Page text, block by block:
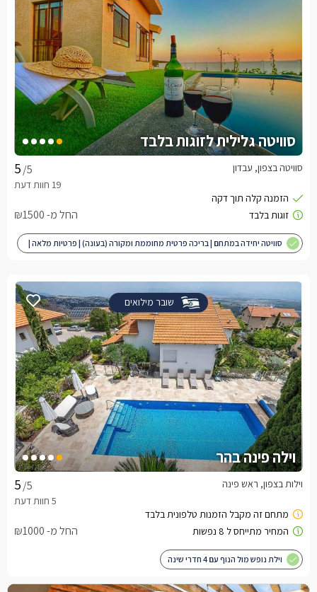
סוויטה גלילית לזוגות בלבד
/5 סוויטה בצפון, עבדון
החל מ- ₪1500
סוויטה יחידה במתחם | בריכה פרטית מחוממת ומקורה (בעונה) | פרטיות מלאה |
שובר מילואים
וילה פינה בהר
/5 וילות בצפון, ראש פינה
החל מ- ₪1000
וילת נופש מול הנוף עם 4 חדרי שינה